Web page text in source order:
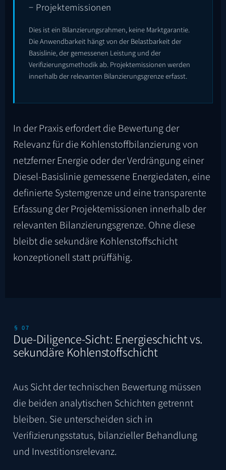
− Projektemissionen
Dies ist ein Bilanzierungsrahmen, keine Marktgarantie.
Die Anwendbarkeit hängt von der Belastbarkeit der
Basislinie, der gemessenen Leistung und der
Verifizierungsmethodik ab. Projektemissionen werden
innerhalb der relevanten Bilanzierungsgrenze erfasst.
In der Praxis erfordert die Bewertung der
Relevanz für die Kohlenstoffbilanzierung von
netzferner Energie oder der Verdrängung einer
Diesel-Basislinie gemessene Energiedaten, eine
definierte Systemgrenze und eine transparente
Erfassung der Projektemissionen innerhalb der
relevanten Bilanzierungsgrenze. Ohne diese
bleibt die sekundäre Kohlenstoffschicht
konzeptionell statt prüffähig.
§ 07
Due-Diligence-Sicht: Energieschicht vs.
sekundäre Kohlenstoffschicht
Aus Sicht der technischen Bewertung müssen
die beiden analytischen Schichten getrennt
bleiben. Sie unterscheiden sich in
Verifizierungsstatus, bilanzieller Behandlung
und Investitionsrelevanz.